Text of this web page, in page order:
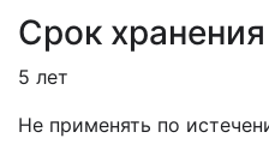
Срок хранения
5 лет
Не применять по